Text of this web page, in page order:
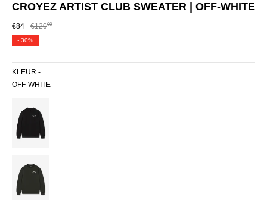
CROYEZ ARTIST CLUB SWEATER | OFF-WHITE
€84 €12000
- 30%
KLEUR -
OFF-WHITE
BLACK
DARK
GREEN